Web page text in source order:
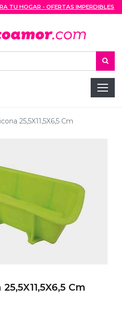
TU HOGAR - OFERTAS IMPERDIBLES
25,5X11,5X6,5 Cm
Cm